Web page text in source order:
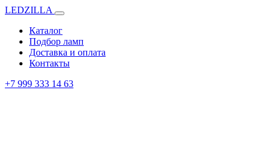
LEDZILLA
Каталог
Подбор ламп
Доставка и оплата
Контакты
+7 999 333 14 63